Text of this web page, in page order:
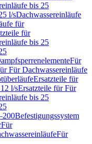
bis 25
l/sDachwassereinläufe
für
für
bis 25
Für
Für Dachwassereinläufe
Ersatzteile für
l/sErsatzteile für Für
bis 25
Befestigungssystem
Für
Für